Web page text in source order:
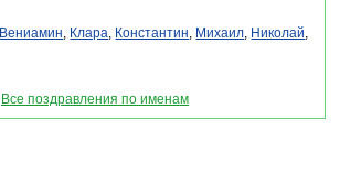
Вениамин, Клара, Константин, Михаил, Николай,
Все поздравления по именам